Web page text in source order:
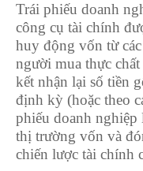
Trái phiếu doanh
công cụ tài chính
huy động vốn từ
người mua thực
kết nhận lại số tiền
định kỳ (hoặc theo
phiếu doanh
thị trường vốn và
chiến lược tài chính